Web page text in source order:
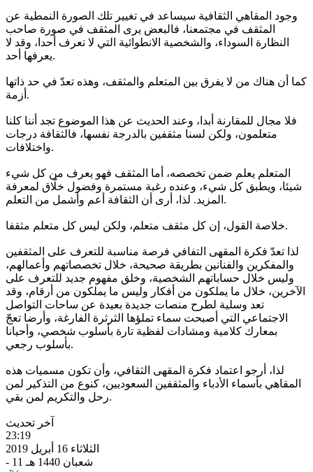
وجود المقاهي الثقافية سيساعد في تغيير تلك الصورة النمطية عن
المثقف في مجتمعنا، فالبعض يرى المثقف في صورة صاحب
النظارة السوداء، والشخصية الانطوائية التي لا تعرف أحدا، وقد لا
يعرفها أحد.
كما أن هناك من لا يفرق بين المتعلم والمثقف، وهذه تعدّ في حد ذاتها
أزمة.
فلا مجال للمقارنة أبدا، وعند الحديث عن هذا الموضوع تجد أننا كلنا
متعلمون، ولكن لسنا مثقفين بالدرجة نفسها، فالثقافة درجات
واختلافات.
المتعلم يعلم ضمن تخصصه، أما المثقف فهو يعرف من كل شيء
شيئا، ويطبق كل شيء، وعنده رغبة مستمرة وفضول خلّاق لمعرفة
المزيد. لذا، أرى أن الثقافة أعم وأشمل من التعلم.
خلاصة القول، إن كل مثقف متعلم، ولكن ليس كل متعلم مثقفا.
لذا تعدّ فكرة المقهى التفافي فرصة مناسبة للتعرف على المثقفين
والمفكرين والفنانين بطريقة صحيحة، خلال تخصصاتهم وأعمالهم،
وليس خلال حساباتهم الشخصية، وخلق مفهوم جديد للتعرف على
الآخرين، خلال ما يملكون من أفكار وليس ما يملكون من أرقام، وقد
تعد وسلية لطرح منصات جديدة بعيدة عن ساحات التواصل
الاجتماعي التي أصبحت سماء تملؤها الثرثرة الفارغة، وأرضا تعجّ
بمعارك كلامية ومشادات لفظية تارة بأسلوب شخصي، وأحيانا
بأسلوب رجعي.
لذا، أرجو اعتماد فكرة المقهى الثقافي، وأن تكون مسميات هذه
المقاهي بأسماء الأدباء والمثقفين السعوديين، كنوع من التذكير لمن
رحل والتكريم لمن بقي.
آخر تحديث
23:19
الثلاثاء 16 أبريل 2019
- 11 شعبان 1440 هـ